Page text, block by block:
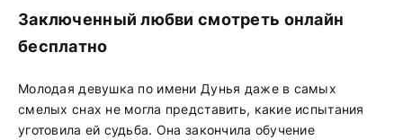
Заключенный любви смотреть онлайн
бесплатно
Молодая девушка по имени Дунья даже в самых
смелых снах не могла представить, какие испытания
уготовила ей судьба. Она закончила обучение